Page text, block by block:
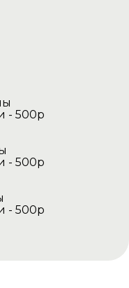
- 500р
- 500р
- 500р